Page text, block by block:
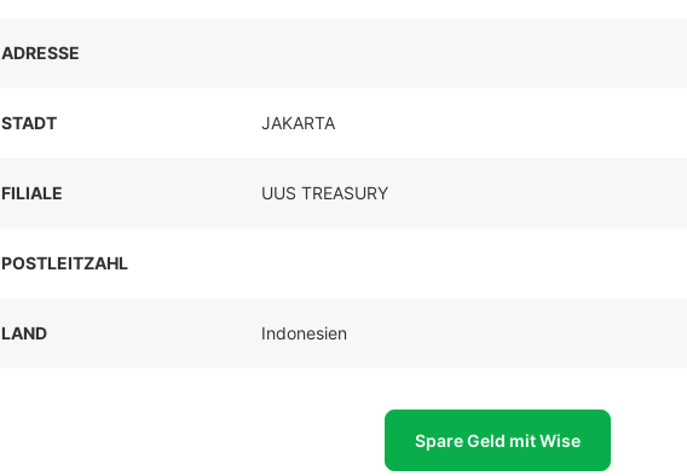
ADRESSE
STADT JAKARTA
FILIALE UUS TREASURY
POSTLEITZAHL
LAND Indonesien
Spare Geld mit Wise